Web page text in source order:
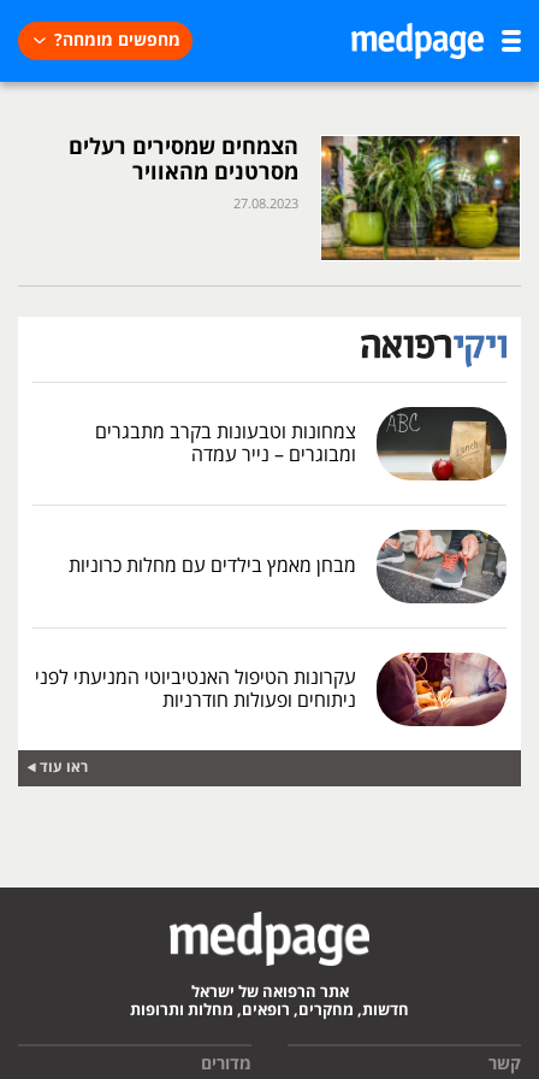
מחפשים מומחה?
הצמחים שמסירים רעלים
מסרטנים מהאוויר
27.08.2023
צמחונות וטבעונות בקרב מתבגרים
ומבוגרים – נייר עמדה
מבחן מאמץ בילדים עם מחלות כרוניות
עקרונות הטיפול האנטיביוטי המניעתי לפני
ניתוחים ופעולות חודרניות
ראו עוד
אתר הרפואה של ישראל
חדשות, מחקרים, רופאים, מחלות ותרופות
קשר מדורים